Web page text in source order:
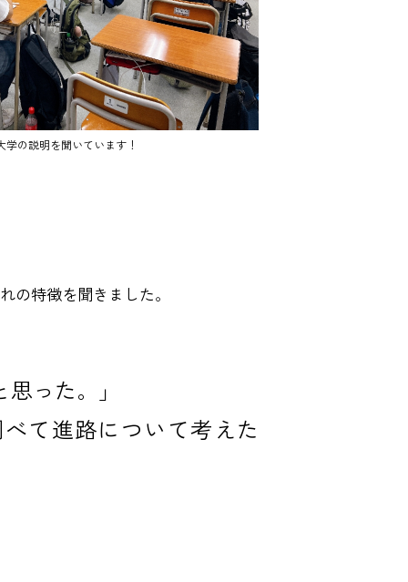
学の説明を聞いています！
の特徴を聞きました。
った。」
て進路について考えた